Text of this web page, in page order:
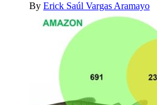
By Erick Saúl Vargas Aramayo